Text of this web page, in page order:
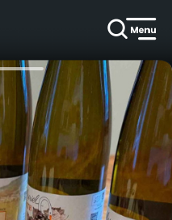
Visite de cave et dégustation de vins d'Alsace au féminin en formule gourmande